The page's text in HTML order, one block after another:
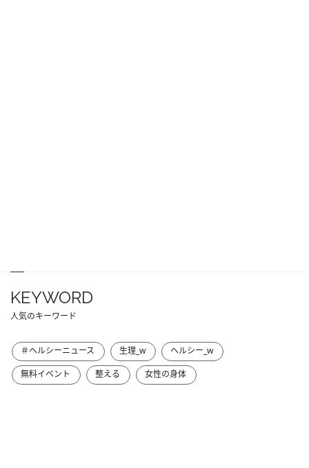
KEYWORD
人気のキーワード
＃ヘルシーニュース 生理_w
ヘルシー_w
無料イベント
整える 女性の身体